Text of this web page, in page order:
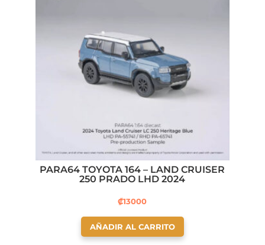
PARA64 TOYOTA 164 – LAND CRUISER
250 PRADO LHD 2024
₡13000
AÑADIR AL CARRITO